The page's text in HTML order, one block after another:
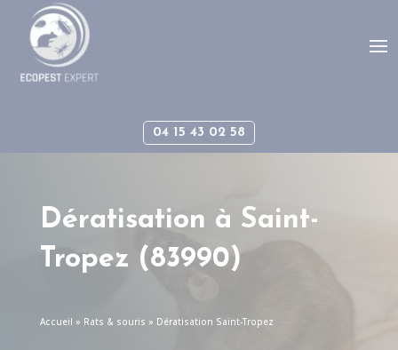
04 15 43 02 58
Dératisation à Saint-
Tropez (83990)
Accueil » Rats & souris » Dératisation Saint-Tropez
Panneau de gestion des cookies